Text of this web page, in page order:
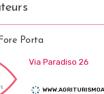
Porta
Via Paradiso 26